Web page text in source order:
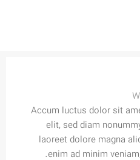
Accum luctus dolor sit
elit, sed diam
laoreet dolore magna
enim ad minim